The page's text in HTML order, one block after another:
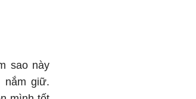
sao này
nắm giữ.